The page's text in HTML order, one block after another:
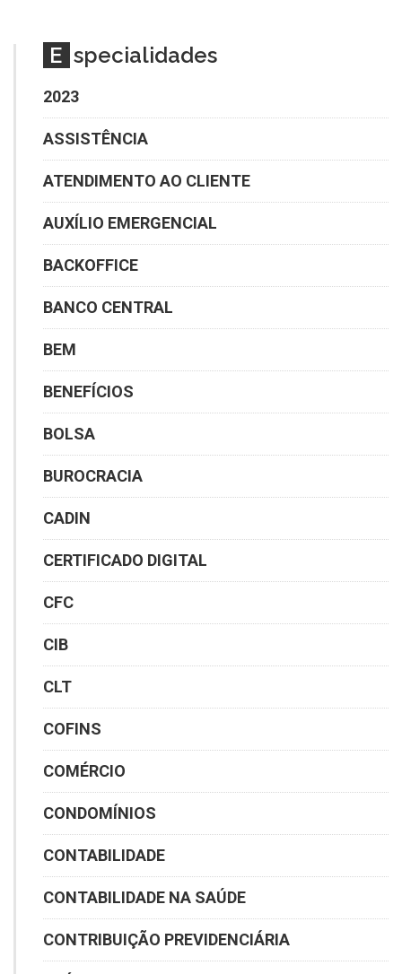
E specialidades
2023
ASSISTÊNCIA
ATENDIMENTO AO CLIENTE
AUXÍLIO EMERGENCIAL
BACKOFFICE
BANCO CENTRAL
BEM
BENEFÍCIOS
BOLSA
BUROCRACIA
CADIN
CERTIFICADO DIGITAL
CFC
CIB
CLT
COFINS
COMÉRCIO
CONDOMÍNIOS
CONTABILIDADE
CONTABILIDADE NA SAÚDE
CONTRIBUIÇÃO PREVIDENCIÁRIA